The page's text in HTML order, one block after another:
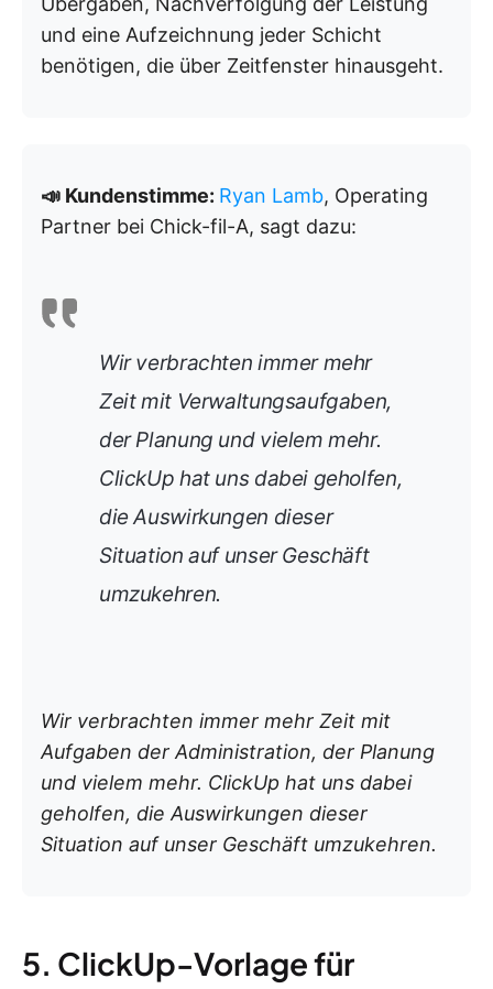
und eine Aufzeichnung jeder Schicht
benötigen, die über Zeitfenster hinausgeht.
📣 Kundenstimme: Ryan Lamb, Operating
Partner bei Chick-fil-A, sagt dazu:
Wir verbrachten immer mehr
Zeit mit Verwaltungsaufgaben,
der Planung und vielem mehr.
ClickUp hat uns dabei geholfen,
die Auswirkungen dieser
Situation auf unser Geschäft
umzukehren.
Wir verbrachten immer mehr Zeit mit
Aufgaben der Administration, der Planung
und vielem mehr. ClickUp hat uns dabei
geholfen, die Auswirkungen dieser
Situation auf unser Geschäft umzukehren.
5. ClickUp-Vorlage für